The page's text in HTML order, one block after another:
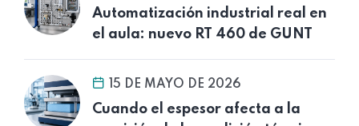
Automatización industrial real en
el aula: nuevo RT 460 de GUNT
15 DE MAYO DE 2026
Cuando el espesor afecta a la